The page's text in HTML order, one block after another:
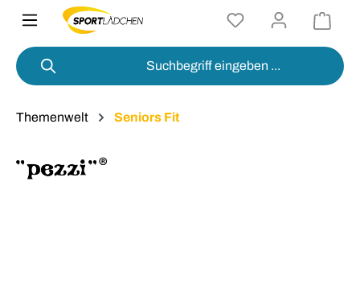
springen
Themenwelt Seniors Fit